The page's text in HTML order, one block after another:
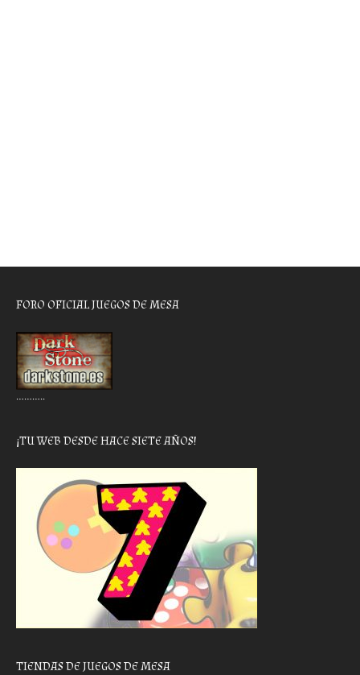
FORO OFICIAL JUEGOS DE MESA
………..
¡TU WEB DESDE HACE SIETE AÑOS!
TIENDAS DE JUEGOS DE MESA